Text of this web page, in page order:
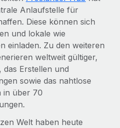
Marktführer im Bereich der
Apps. Das...
Anlaufstelle für
Diese können sich
und lokale wie
einladen. Zu den weiteren
weltweit gültiger,
Erstellen und
sowie das nahtlose
in über 70
Welt haben heute